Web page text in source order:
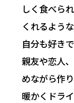
しく食べら
くれるよう
自分も好き
親友や恋人
めながら作
暖かくドラ